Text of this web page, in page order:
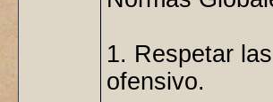
1. Respetar
ofensivo.